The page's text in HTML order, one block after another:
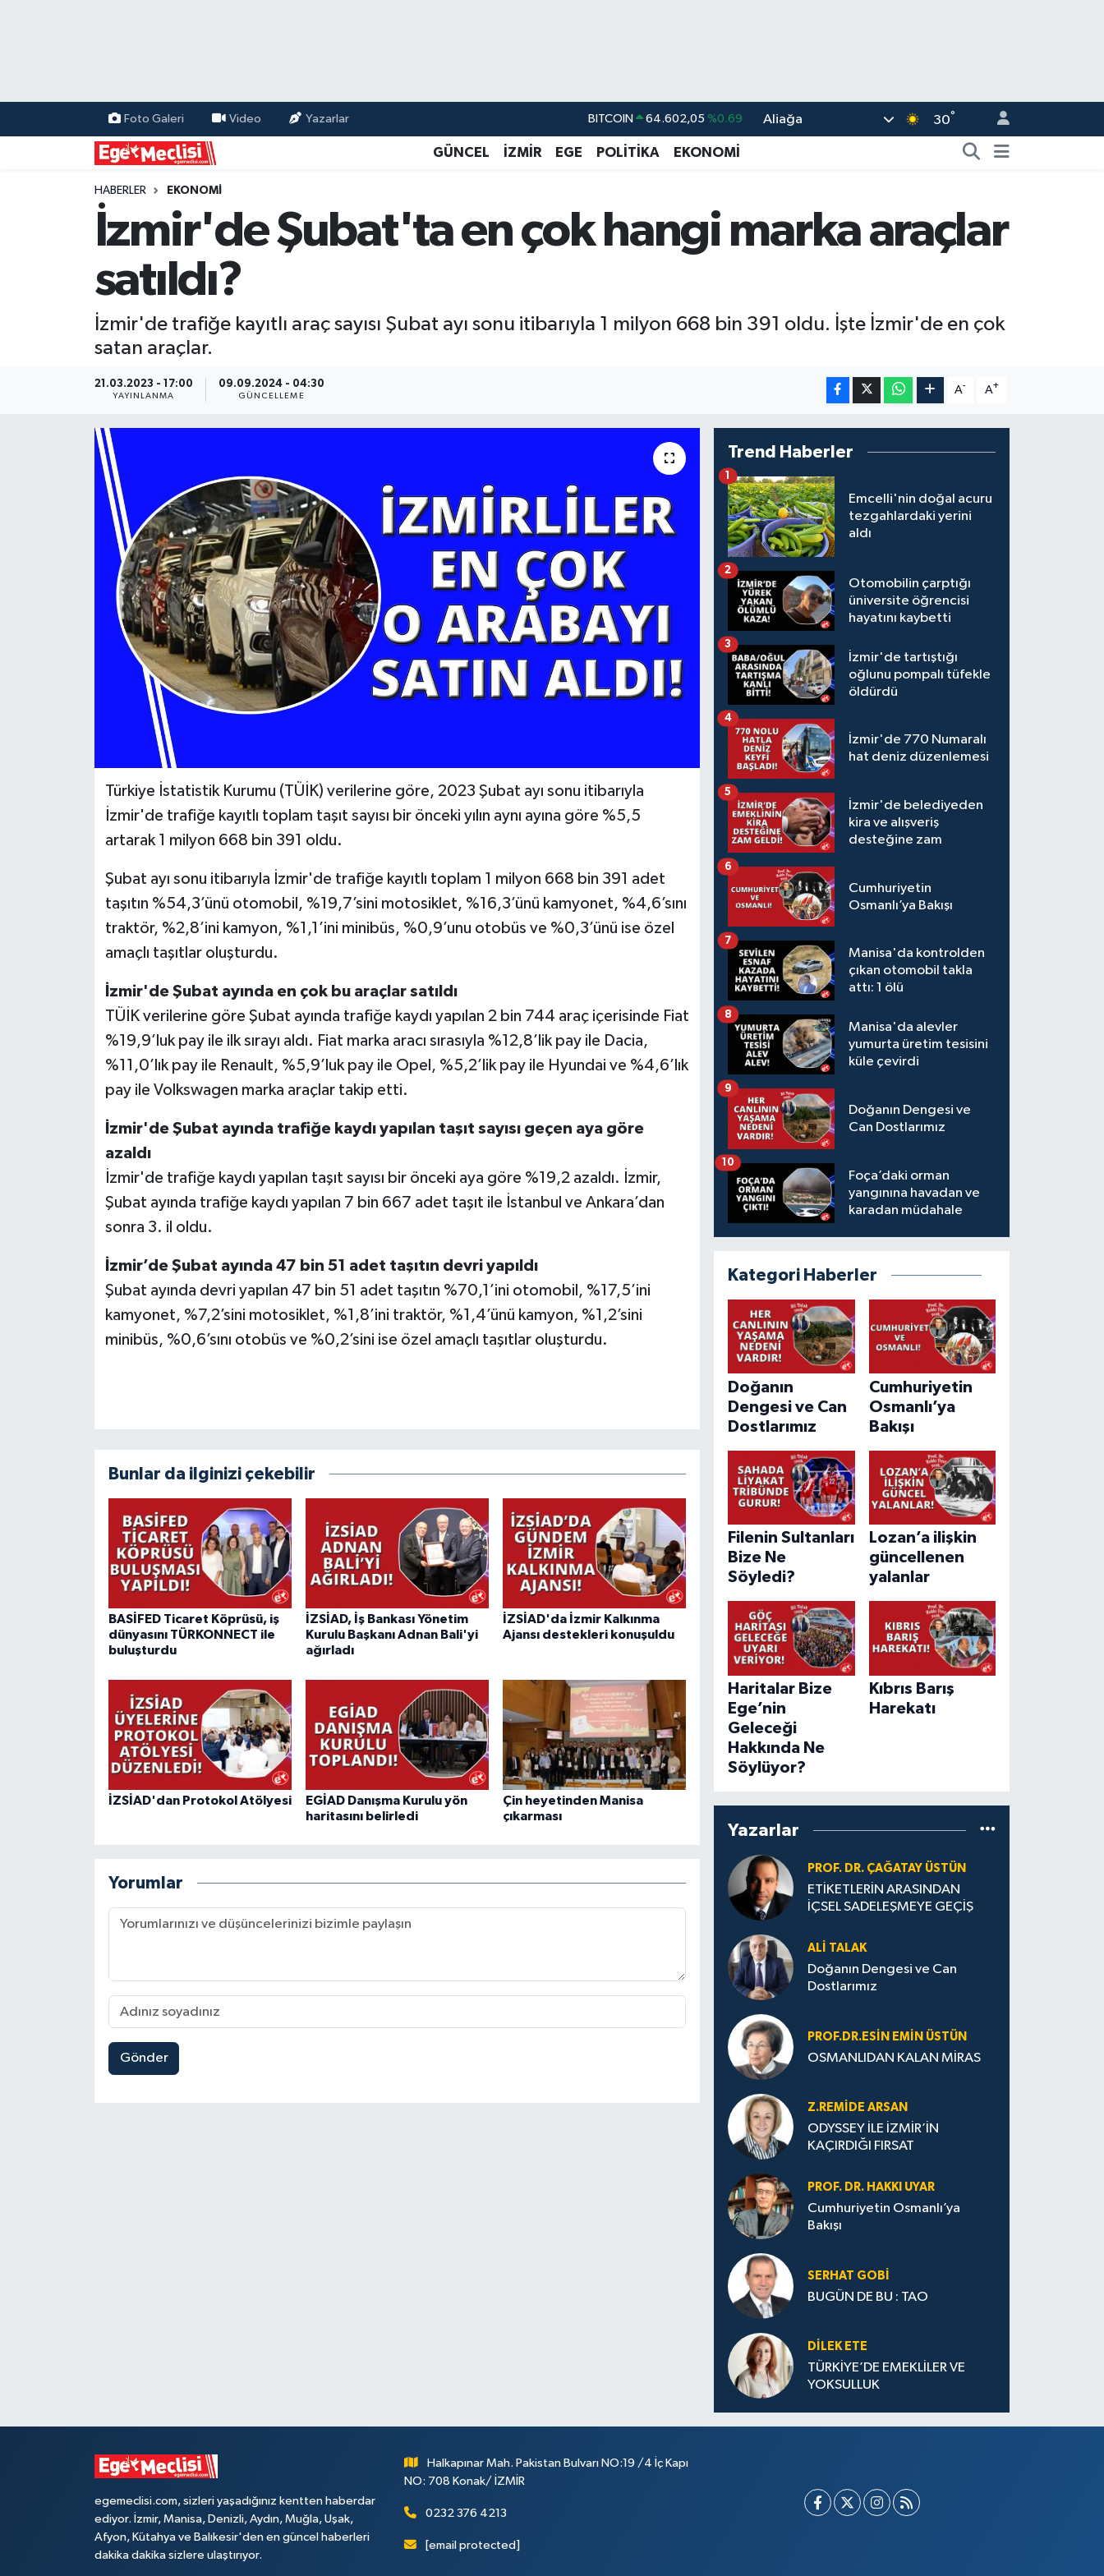
Foto Galeri Video Yazarlar
DOLAR 47,5986 %0.06
GRAM ALTIN 6513.94 %0.32
13.768
Aliağa 30°
GÜNCEL İZMİR EGE POLİTİKA EKONOMİ
HABERLER EKONOMİ
İzmir'de Şubat'ta en çok hangi marka araçlar
satıldı?
İzmir'de trafiğe kayıtlı araç sayısı Şubat ayı sonu itibarıyla 1 milyon 668 bin 391 oldu. İşte İzmir'de en çok
satan araçlar.
21.03.2023 - 17:00
YAYINLANMA
09.09.2024 - 04:30
GÜNCELLEME
A- A+
Türkiye İstatistik Kurumu (TÜİK) verilerine göre, 2023 Şubat ayı sonu itibarıyla
İzmir'de trafiğe kayıtlı toplam taşıt sayısı bir önceki yılın aynı ayına göre %5,5
artarak 1 milyon 668 bin 391 oldu.
Şubat ayı sonu itibarıyla İzmir'de trafiğe kayıtlı toplam 1 milyon 668 bin 391 adet
taşıtın %54,3’ünü otomobil, %19,7’sini motosiklet, %16,3’ünü kamyonet, %4,6’sını
traktör, %2,8’ini kamyon, %1,1’ini minibüs, %0,9’unu otobüs ve %0,3’ünü ise özel
amaçlı taşıtlar oluşturdu.
İzmir'de Şubat ayında en çok bu araçlar satıldı
TÜİK verilerine göre Şubat ayında trafiğe kaydı yapılan 2 bin 744 araç içerisinde Fiat
%19,9’luk pay ile ilk sırayı aldı. Fiat marka aracı sırasıyla %12,8’lik pay ile Dacia,
%11,0’lık pay ile Renault, %5,9’luk pay ile Opel, %5,2’lik pay ile Hyundai ve %4,6’lık
pay ile Volkswagen marka araçlar takip etti.
İzmir'de Şubat ayında trafiğe kaydı yapılan taşıt sayısı geçen aya göre
azaldı
İzmir'de trafiğe kaydı yapılan taşıt sayısı bir önceki aya göre %19,2 azaldı. İzmir,
Şubat ayında trafiğe kaydı yapılan 7 bin 667 adet taşıt ile İstanbul ve Ankara’dan
sonra 3. il oldu.
İzmir’de Şubat ayında 47 bin 51 adet taşıtın devri yapıldı
Şubat ayında devri yapılan 47 bin 51 adet taşıtın %70,1’ini otomobil, %17,5’ini
kamyonet, %7,2’sini motosiklet, %1,8’ini traktör, %1,4’ünü kamyon, %1,2’sini
minibüs, %0,6’sını otobüs ve %0,2’sini ise özel amaçlı taşıtlar oluşturdu.
Bunlar da ilginizi çekebilir
BASİFED Ticaret Köprüsü, iş
dünyasını TÜRKONNECT ile
buluşturdu
İZSİAD, İş Bankası Yönetim
Kurulu Başkanı Adnan Bali'yi
ağırladı
İZSİAD'da İzmir Kalkınma
Ajansı destekleri konuşuldu
İZSİAD'dan Protokol Atölyesi
EGİAD Danışma Kurulu yön
haritasını belirledi
Çin heyetinden Manisa
çıkarması
Yorumlar
Gönder
Trend Haberler
Emcelli'nin doğal acuru
tezgahlardaki yerini
aldı
1
Otomobilin çarptığı
üniversite öğrencisi
hayatını kaybetti
2
İzmir'de tartıştığı
oğlunu pompalı tüfekle
öldürdü
3
İzmir'de 770 Numaralı
hat deniz düzenlemesi
4
İzmir'de belediyeden
kira ve alışveriş
desteğine zam
5
Cumhuriyetin
Osmanlı’ya Bakışı
6
Manisa'da kontrolden
çıkan otomobil takla
attı: 1 ölü
7
Manisa'da alevler
yumurta üretim tesisini
küle çevirdi
8
Doğanın Dengesi ve
Can Dostlarımız
9
Foça’daki orman
yangınına havadan ve
karadan müdahale
10
Kategori Haberler
Doğanın
Dengesi ve Can
Dostlarımız
Cumhuriyetin
Osmanlı’ya
Bakışı
Filenin Sultanları
Bize Ne
Söyledi?
Lozan’a ilişkin
güncellenen
yalanlar
Haritalar Bize
Ege’nin
Geleceği
Hakkında Ne
Söylüyor?
Kıbrıs Barış
Harekatı
Yazarlar
PROF. DR. ÇAĞATAY ÜSTÜN
ETİKETLERİN ARASINDAN
İÇSEL SADELEŞMEYE GEÇİŞ
ALI TALAK
Doğanın Dengesi ve Can
Dostlarımız
PROF.DR.ESIN EMIN ÜSTÜN
OSMANLIDAN KALAN MİRAS
Z.REMIDE ARSAN
ODYSSEY İLE İZMİR’İN
KAÇIRDIĞI FIRSAT
PROF. DR. HAKKI UYAR
Cumhuriyetin Osmanlı’ya
Bakışı
SERHAT GOBİ
BUGÜN DE BU : TAO
DILEK ETE
TÜRKİYE’DE EMEKLİLER VE
YOKSULLUK
egemeclisi.com, sizleri yaşadığınız kentten haberdar
ediyor. İzmir, Manisa, Denizli, Aydın, Muğla, Uşak,
Afyon, Kütahya ve Balıkesir'den en güncel haberleri
dakika dakika sizlere ulaştırıyor.
Halkapınar Mah. Pakistan Bulvarı NO:19 /4 İç Kapı
NO: 708 Konak/ İZMİR
0232 376 4213
[email protected]
EKONOMİ
GÜNCEL
ÖZEL HABER
POLİTİKA
Programlar